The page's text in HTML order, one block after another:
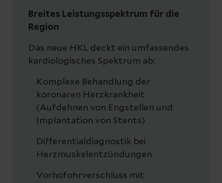
Breites Leistungsspektrum für die
Region
Das neue HKL deckt ein umfassendes
kardiologisches Spektrum ab:
Komplexe Behandlung der
koronaren Herzkrankheit
(Aufdehnen von Engstellen und
Implantation von Stents)
Differentialdiagnostik bei
Herzmuskelentzündungen
Vorhofohrverschluss mit